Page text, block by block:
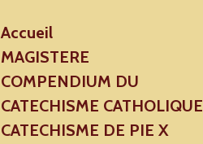
Accueil
MAGISTERE
COMPENDIUM DU
CATECHISME CATHOLIQUE
CATECHISME DE PIE X